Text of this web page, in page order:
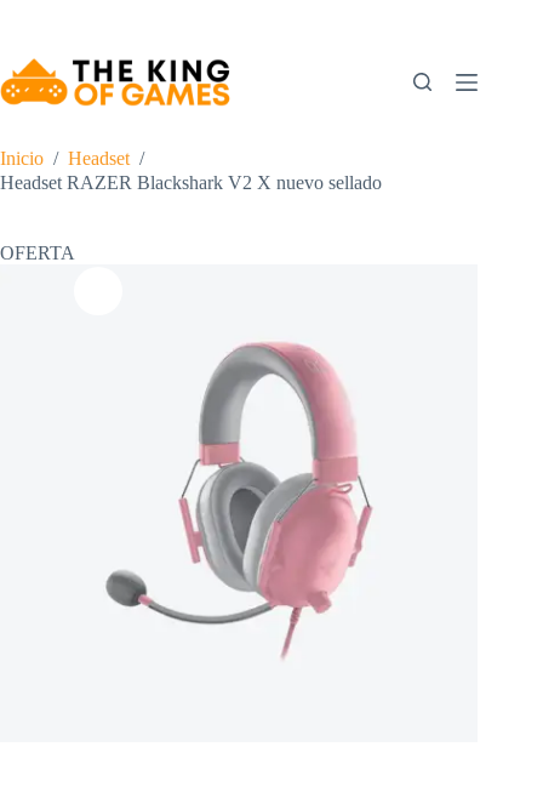
Inicio / Headset /
Headset RAZER Blackshark V2 X nuevo sellado
OFERTA